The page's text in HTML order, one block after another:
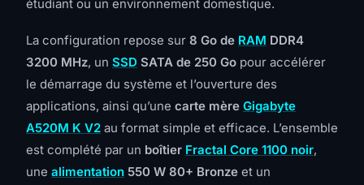
étudiant ou un environnement domestique.
La configuration repose sur 8 Go de RAM DDR4
3200 MHz, un SSD SATA de 250 Go pour accélérer
le démarrage du système et l’ouverture des
applications, ainsi qu’une carte mère Gigabyte
A520M K V2 au format simple et efficace. L’ensemble
est complété par un boîtier Fractal Core 1100 noir,
une alimentation 550 W 80+ Bronze et un